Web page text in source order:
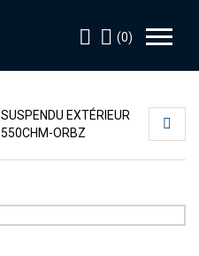
(0)
SUSPENDU EXTÉRIEUR
550CHM-ORBZ